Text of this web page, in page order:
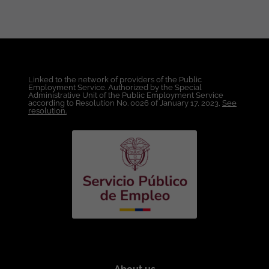
Tecnológica, Administración Básica de
Redes y Conectividad Conocimientos
técnicos: Infraestructura y virtualización:
Provisionamiento de máquinas virtuales,
Administración de snapshots y alta
disponibilidad). Sistemas operativos:
(Windows Server y Linux (Ubuntu,
Debian, Rocky, RHEL o similares).
Networking: (TCP/IP, VLANs, VPN, DNS,
DHCP, Firewalls, Balanceadores de
Linked to the network of providers of the Public
Employment Service. Authorized by the Special
Administrative Unit of the Public Employment Service
according to Resolution No. 0026 of January 17, 2023, See
resolution.